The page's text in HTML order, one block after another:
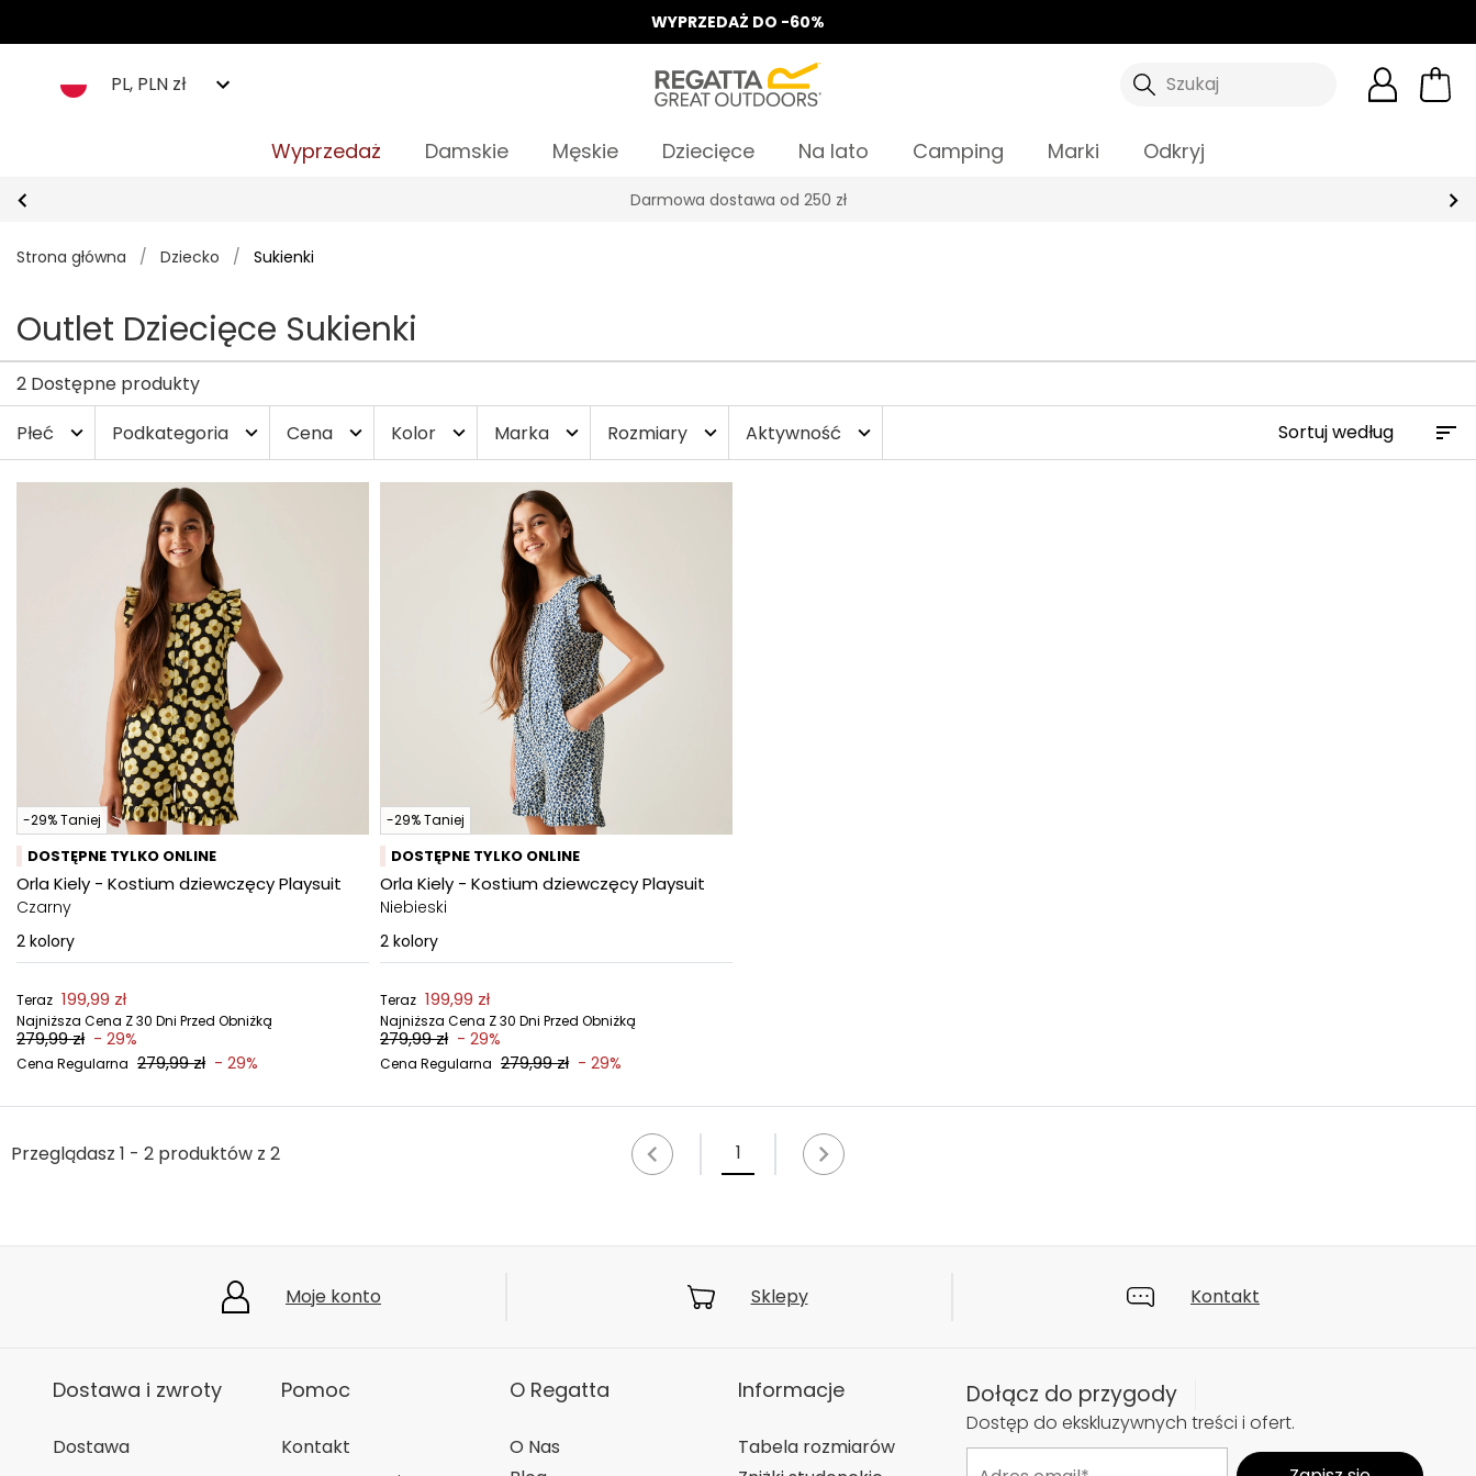
WYPRZEDAŻ DO -60%
PL, PLN zł Szukaj
Wyprzedaż Damskie Męskie Dziecięce Na lato Camping Marki Odkryj
Darmowa dostawa od 250 zł
Strona główna / Dziecko / Sukienki
Outlet Dziecięce Sukienki
2 Dostępne produkty
Płeć
expand_more Podkategoria expand_more Cena expand_more Kolor expand_more Marka expand_more Rozmiary expand_more Aktywność expand_more
-29% Taniej
DOSTĘPNE TYLKO ONLINE
Orla Kiely - Kostium dziewczęcy Playsuit
Czarny
2 kolory
Teraz 199,99 zł
Najniższa Cena Z 30 Dni Przed Obniżką
279,99 zł - 29%
Cena Regularna 279,99 zł - 29%
-29% Taniej
DOSTĘPNE TYLKO ONLINE
Orla Kiely - Kostium dziewczęcy Playsuit
Niebieski
2 kolory
Teraz 199,99 zł
Najniższa Cena Z 30 Dni Przed Obniżką
279,99 zł - 29%
Cena Regularna 279,99 zł - 29%
Przeglądasz 1 - 2 produktów z 2 1
Moje konto Sklepy Kontakt
Dostawa i zwroty
Dostawa
Pomoc
Kontakt
O Regatta
O Nas
Informacje
Tabela rozmiarów
Dołącz do przygody
Dostęp do ekskluzywnych treści i ofert.